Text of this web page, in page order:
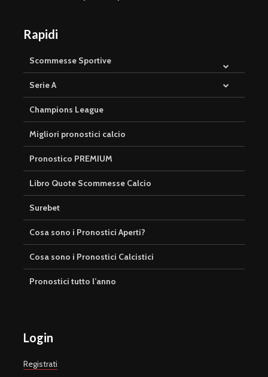
Rapidi
Scommesse Sportive
Serie A
Champions League
Migliori pronostici calcio
Pronostico PREMIUM
Libro Quote Scommesse Calcio
Surebet
Cosa sono i Pronostici Aperti?
Cosa sono i Pronostici Calcistici
Pronostici tutto l’anno
Login
Registrati